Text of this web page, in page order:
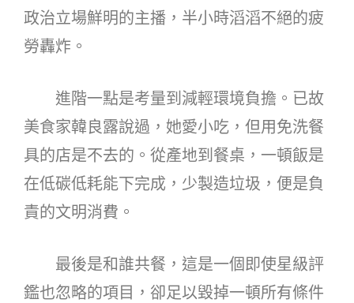
政治立場鮮明的主播，半小時滔滔不絕的疲
勞轟炸。
進階一點是考量到減輕環境負擔。已故
美食家韓良露說過，她愛小吃，但用免洗餐
具的店是不去的。從產地到餐桌，一頓飯是
在低碳低耗能下完成，少製造垃圾，便是負
責的文明消費。
最後是和誰共餐，這是一個即使星級評
鑑也忽略的項目，卻足以毀掉一頓所有條件